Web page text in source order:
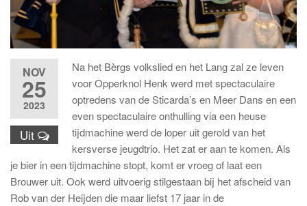
NOV
25
2023
Uit
Na het Bèrgs volkslied en het Lang zal ze leven
voor Opperknol Henk werd met spectaculaire
optredens van de Sticarda’s en Meer Dans en een
even spectaculaire onthulling via een heuse
tijdmachine werd de loper uit gerold van het
kersverse jeugdtrio. Het zat er aan te komen. Als
je bier in een tijdmachine stopt, komt er vroeg of laat een
Brouwer uit. Ook werd uitvoerig stilgestaan bij het afscheid van
Rob van der Heijden die maar liefst 17 jaar in de